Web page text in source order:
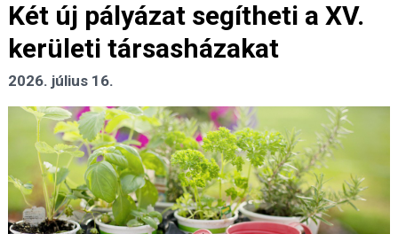
Két új pályázat segítheti a XV.
kerületi társasházakat
2026. július 16.